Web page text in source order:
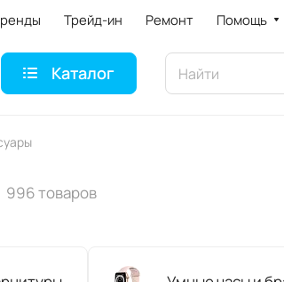
Трейд-ин Ремонт Помощь
Каталог
996 товаров